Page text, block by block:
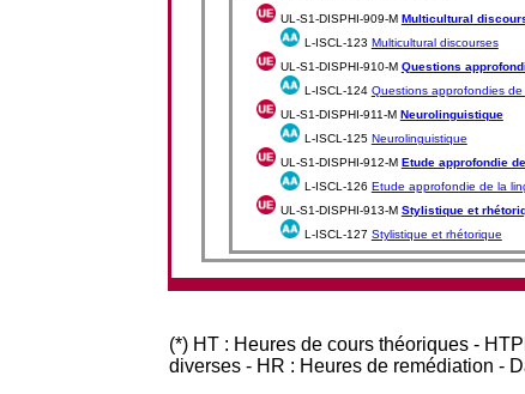
UL-S1-DISPHI-909-M Multicultural
L-ISCL-123 Multicultural discourses
UL-S1-DISPHI-910-M Questions
L-ISCL-124 Questions approfondies
UL-S1-DISPHI-911-M Neurolinguistique
L-ISCL-125 Neurolinguistique
UL-S1-DISPHI-912-M Etude approfondie
L-ISCL-126 Etude approfondie de la
UL-S1-DISPHI-913-M Stylistique et
L-ISCL-127 Stylistique et rhétorique
(*) HT : Heures de cours théoriques -
diverses - HR : Heures de remédiation -